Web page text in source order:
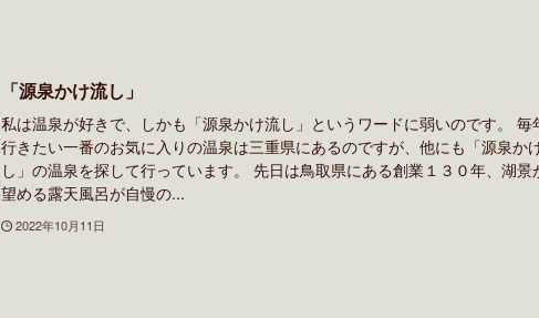
「源泉かけ流し」
私は温泉が好きで、しかも「源泉かけ流し」というワードに弱いのです。 毎
行きたい一番のお気に入りの温泉は三重県にあるのですが、他にも「源泉か
し」の温泉を探して行っています。 先日は鳥取県にある創業１３０年、湖景
望める露天風呂が自慢の...
2022年10月11日